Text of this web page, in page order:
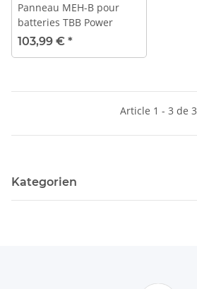
Panneau MEH-B pour
batteries TBB Power
103,99 € *
Article 1 - 3 de 3
Kategorien